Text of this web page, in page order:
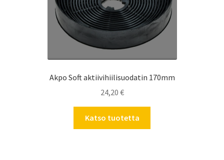
Akpo Soft aktiivihiilisuodatin 170mm
24,20 €
Katso tuotetta